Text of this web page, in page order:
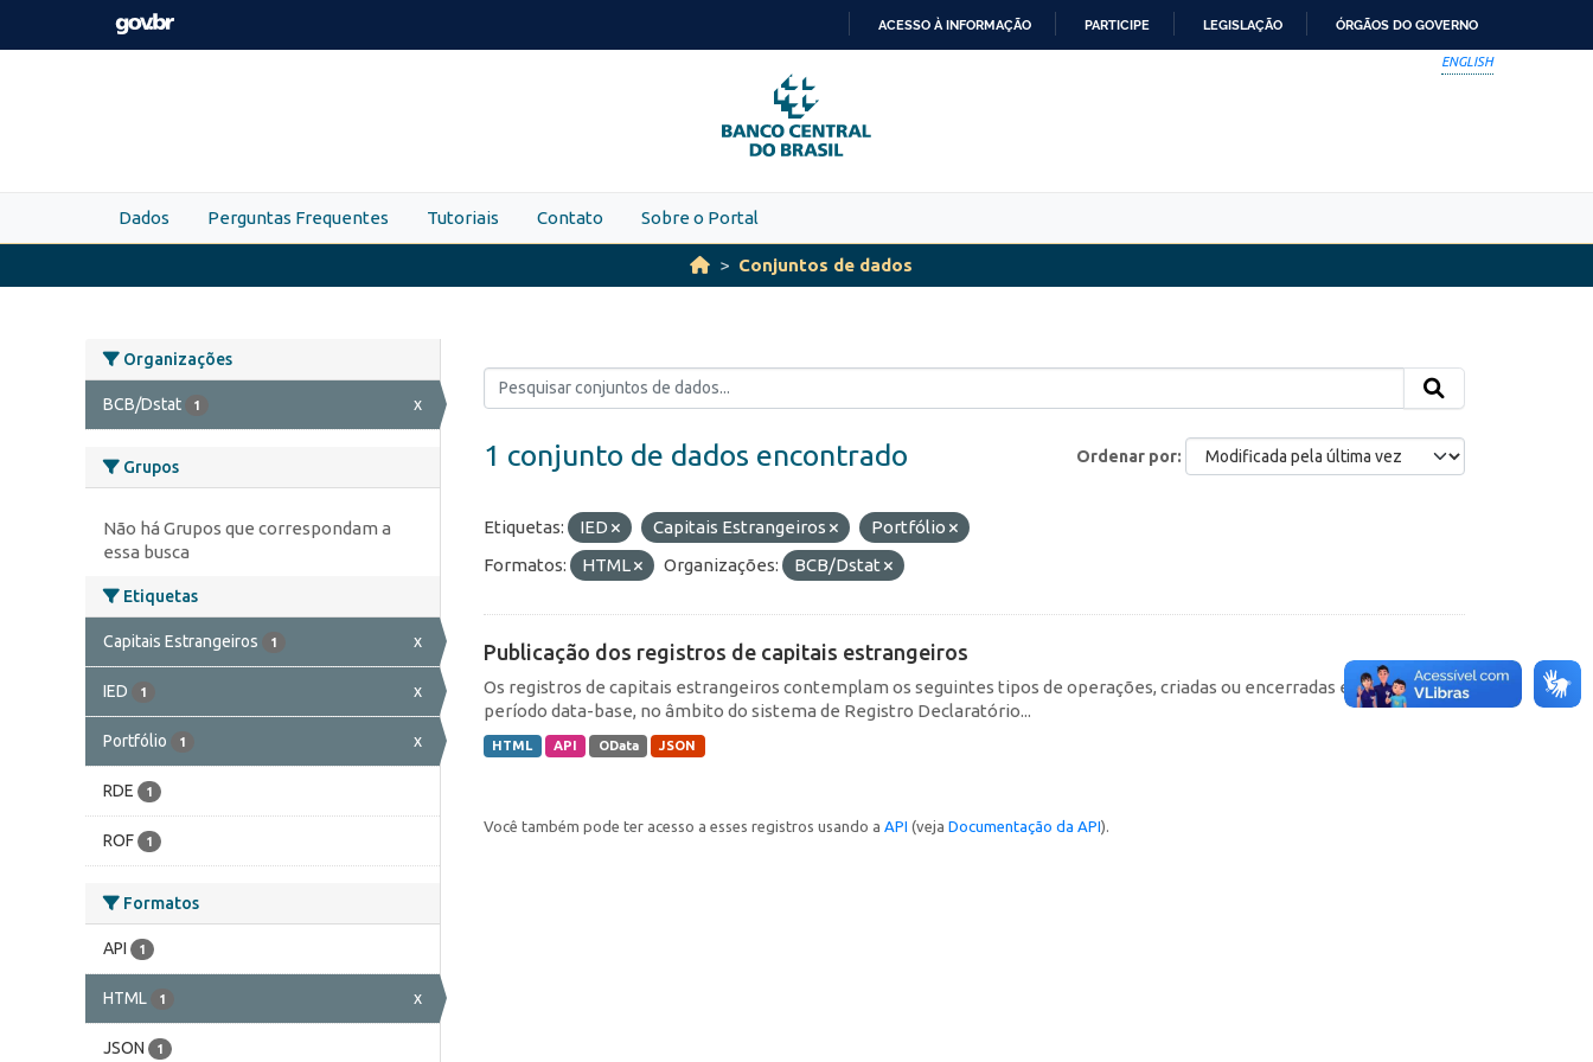
Skip to main content
PARA
O
CONTEÚDO
ACESSO À INFORMAÇÃO PARTICIPE LEGISLAÇÃO ÓRGÃOS DO GOVERNO
ENGLISH
Dados Perguntas Frequentes Tutoriais Contato Sobre o Portal
Conjuntos de dados
Organizações
BCB/Dstat 1 x
Grupos
Não há Grupos que correspondam a
essa busca
Etiquetas
Capitais Estrangeiros 1 x
IED 1 x
Portfólio 1 x
RDE 1
ROF 1
Formatos
API 1
HTML 1 x
JSON 1
Ordenar por
1 conjunto de dados encontrado
Etiquetas: IED Capitais Estrangeiros
Portfólio
Formatos:
HTML Organizações: BCB/Dstat
Publicação dos registros de capitais estrangeiros
Os registros de capitais estrangeiros contemplam os seguintes tipos de operações, criadas ou encerradas em cada
período data-base, no âmbito do sistema de Registro Declaratório...
HTML API OData JSON
Você também pode ter acesso a esses registros usando a API (veja Documentação da API).